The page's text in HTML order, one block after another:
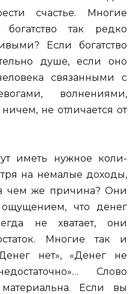
счастье. Многие
так редко
Если богатство
душе, если оно
связанными с
волнениями,
не отличается от
иметь нужное коли­
на немалые доходы,
чем же причина? Они
что денег
не хватает, они
Многие так и
нет», «Денег не
Слово
Если вы